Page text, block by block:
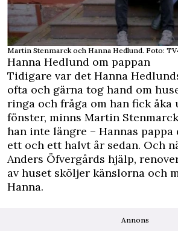
Martin Stenmarck och Hanna Hedlund. Foto:
Hanna Hedlund om pappan
Tidigare var det Hanna
ofta och gärna tog hand om
ringa och fråga om han fick åka
fönster, minns Martin
han inte längre – Hannas
ett och ett halvt år sedan. Och
Anders Öfvergårds hjälp,
av huset sköljer känslorna och
Hanna.
Annons